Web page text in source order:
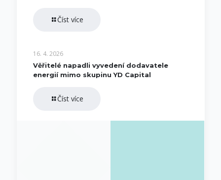
Číst více
16. 4. 2026
Věřitelé napadli vyvedení dodavatele
energií mimo skupinu YD Capital
Číst více